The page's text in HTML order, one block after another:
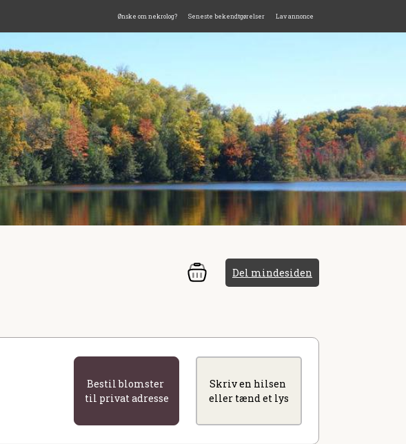
Ønske om nekrolog? Seneste bekendtgørelser Lav annonce
Del mindesiden
Bestil blomster
til privat adresse
Skriv en hilsen
eller tænd et lys